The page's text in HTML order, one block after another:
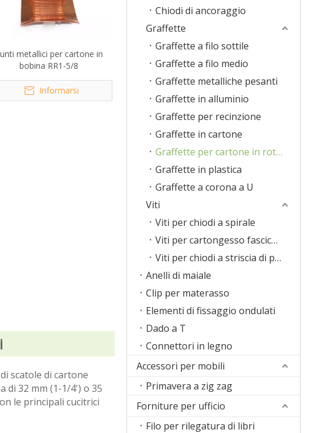
metallici per cartone in
bobina RR1-5/8
Informarsi
scatole di cartone
di 32 mm (1-1/4') o 35
le principali cucitrici
Chiodi di ancoraggio
Graffette
Graffette a filo sottile
Graffette a filo medio
Graffette metalliche pesanti
Graffette in alluminio
Graffette per recinzione
Graffette in cartone
Graffette per cartone in rotolo
Graffette in plastica
Graffette a corona a U
Viti
Viti per chiodi a spirale
Viti per cartongesso fascicolate
Viti per chiodi a striscia di plastica
Anelli di maiale
Clip per materasso
Elementi di fissaggio ondulati
Dado a T
Connettori in legno
Accessori per mobili
Primavera a zig zag
Forniture per ufficio
Filo per rilegatura di libri